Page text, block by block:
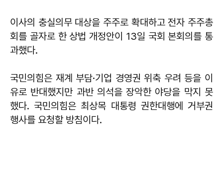
이사의 충실의무 대상을 주주로 확대하고 전자 주주총
회를 골자로 한 상법 개정안이 13일 국회 본회의를 통
과했다.
국민의힘은 재계 부담·기업 경영권 위축 우려 등을 이
유로 반대했지만 과반 의석을 장악한 야당을 막지 못
했다. 국민의힘은 최상목 대통령 권한대행에 거부권
행사를 요청할 방침이다.